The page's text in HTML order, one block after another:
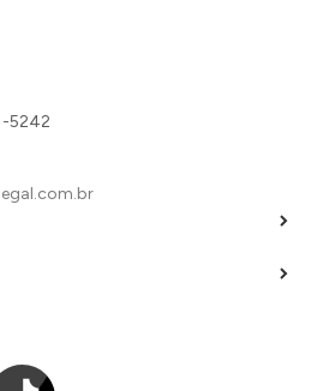
5242